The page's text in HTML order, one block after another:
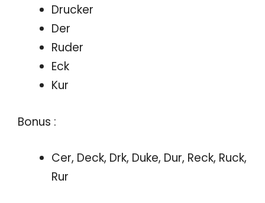
Drucker
Der
Ruder
Eck
Kur
Bonus :
Cer, Deck, Drk, Duke, Dur, Reck, Ruck,
Rur